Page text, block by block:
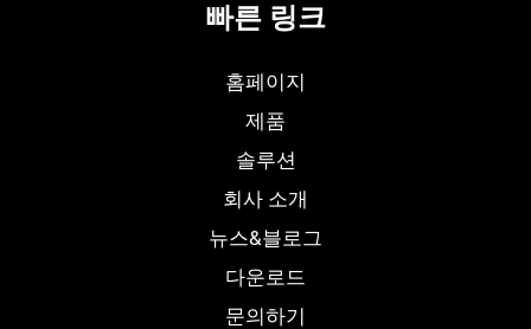
빠른 링크
홈페이지
제품
솔루션
회사 소개
뉴스&블로그
다운로드
문의하기